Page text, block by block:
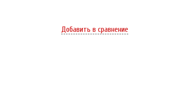
Добавить в сравнение